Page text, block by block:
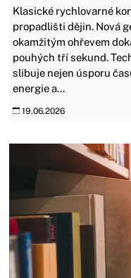
Klasické rychlovarné
propadlišti dějin. Nová
okamžitým ohřevem
pouhých tří sekund.
slibuje nejen úsporu
energie a...
19.06.2026